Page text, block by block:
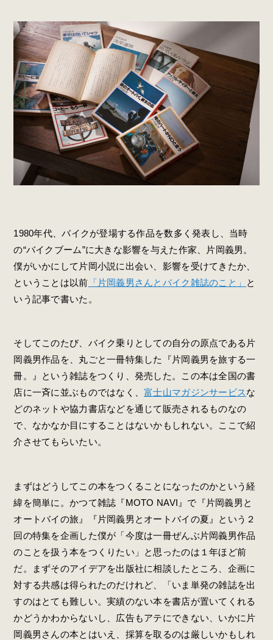
1980年代、バイクが登場する作品を数多く発表し、当時
の“バイクブーム”に大きな影響を与えた作家、片岡義男。
僕がいかにして片岡小説に出会い、影響を受けてきたか、
ということは以前 「片岡義男さんとバイク雑誌のこと」
と
いう記事で書いた。
そしてこのたび、バイク乗りとしての自分の原点である片
岡義男作品を、丸ごと一冊特集した『片岡義男を旅する一
冊。』という雑誌をつくり、発売した。この本は全国の書
店に一斉に並ぶものではなく、富士山マガジンサービスな
どのネットや協力書店などを通じて販売されるものなの
で、なかなか目にすることはないかもしれない。ここで紹
介させてもらいたい。
まずはどうしてこの本をつくることになったのかという経
緯を簡単に。かつて雑誌『MOTO NAVI』で『片岡義男と
オートバイの旅』『片岡義男とオートバイの夏』という２
回の特集を企画した僕が「今度は一冊ぜんぶ片岡義男作品
のことを扱う本をつくりたい」と思ったのは１年ほど前
だ。まずそのアイデアを出版社に相談したところ、企画に
対する共感は得られたのだけれど、「いま単発の雑誌を出
すのはとても難しい。実績のない本を書店が置いてくれる
かどうかわからないし、広告もアテにできない、いかに片
岡義男さんの本とはいえ、採算を取るのは厳しいかもしれ